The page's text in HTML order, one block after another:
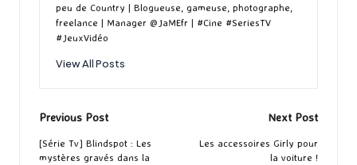
peu de Country | Blogueuse, gameuse, photographe,
freelance | Manager @JaMEfr | #Cine #SeriesTV
#JeuxVidéo
View All Posts
Post
navigation
Previous Post
[Série Tv] Blindspot : Les
mystères gravés dans la
Next Post
Les accessoires Girly pour
la voiture !